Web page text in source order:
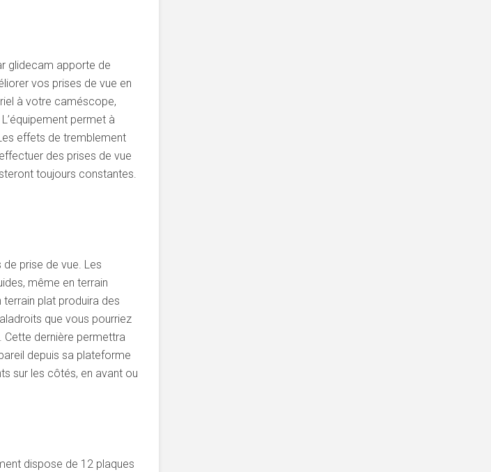
glidecam apporte de
vos prises de vue en
à votre caméscope,
permet à
effets de tremblement
des prises de vue
toujours constantes.
prise de vue. Les
même en terrain
terrain plat produira des
que vous pourriez
Cette dernière permettra
depuis sa plateforme
sur les côtés, en avant ou
dispose de 12 plaques